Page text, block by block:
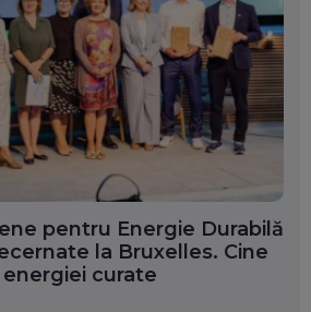
pentru Energie Durabilă
la Bruxelles. Cine
curate